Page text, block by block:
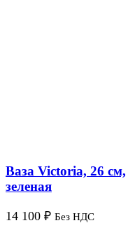
Ваза Victoria, 26 см,
зеленая
14 100 ₽ Без НДС